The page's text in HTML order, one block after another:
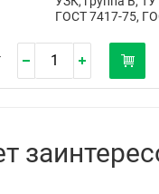
ГОСТ 7417-75,